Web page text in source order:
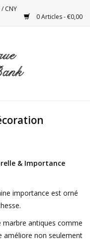
/CNY
0 Articles - €0,00
& Importance
importance est orné
marbre antiques comme
améliore non seulement